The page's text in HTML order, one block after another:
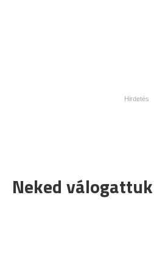
Neked válogattuk